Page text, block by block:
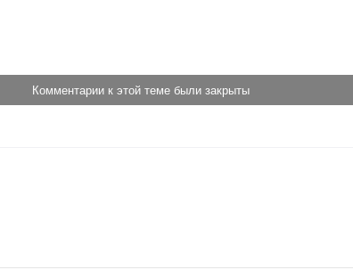
Комментарии к этой теме были закрыты